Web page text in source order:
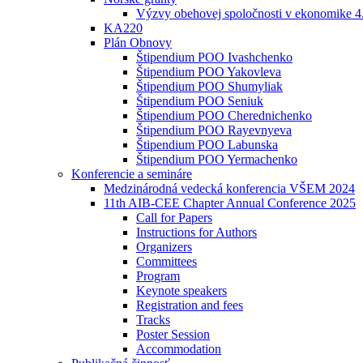
Výzvy obehovej spoločnosti v ekonomike
KA220
Plán Obnovy
Štipendium POO Ivashchenko
Štipendium POO Yakovleva
Štipendium POO Shumyliak
Štipendium POO Seniuk
Štipendium POO Cherednichenko
Štipendium POO Rayevnyeva
Štipendium POO Labunska
Štipendium POO Yermachenko
Konferencie a semináre
Medzinárodná vedecká konferencia VŠEM 2024
11th AIB-CEE Chapter Annual Conference 2025
Call for Papers
Instructions for Authors
Organizers
Committees
Program
Keynote speakers
Registration and fees
Tracks
Poster Session
Accommodation